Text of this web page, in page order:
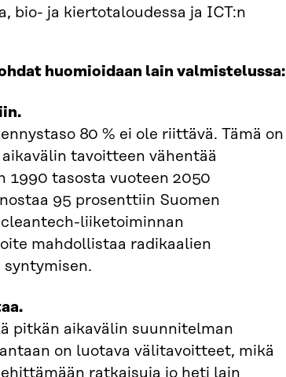
bio- ja kiertotaloudessa ja ICT:n
huomioidaan lain valmistelussa:
80 % ei ole riittävä. Tämä on
tavoitteen vähentää
1990 tasosta vuoteen 2050
95 prosenttiin Suomen
liiketoiminnan
mahdollistaa radikaalien
pitkän aikavälin suunnitelman
on luotava välitavoitteet, mikä
ratkaisuja jo heti lain